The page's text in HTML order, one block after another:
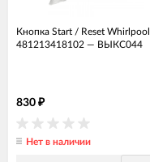
Кнопка Start / Reset Whirlpool
481213418102 — ВЫКС044
830 ₽
Нет в наличии